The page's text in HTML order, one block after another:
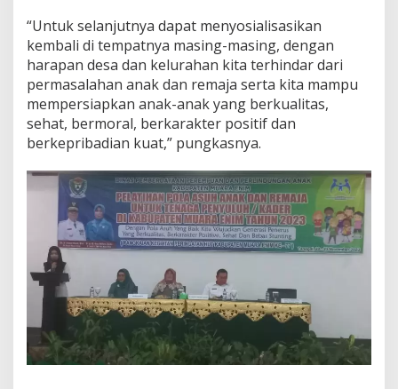
“Untuk selanjutnya dapat menyosialisasikan
kembali di tempatnya masing-masing, dengan
harapan desa dan kelurahan kita terhindar dari
permasalahan anak dan remaja serta kita mampu
mempersiapkan anak-anak yang berkualitas,
sehat, bermoral, berkarakter positif dan
berkepribadian kuat,” pungkasnya.